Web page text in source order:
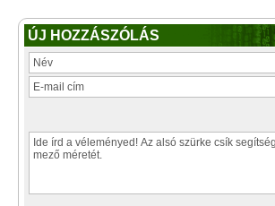
ÚJ HOZZÁSZÓLÁS